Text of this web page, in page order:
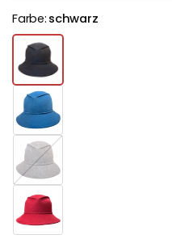
Farbe: schwarz
t
h
a
z